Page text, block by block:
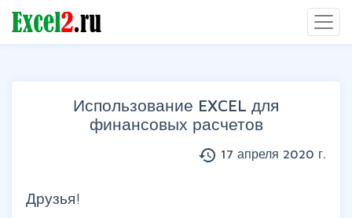
Использование EXCEL для
финансовых расчетов
history 17 апреля 2020 г.
Друзья!